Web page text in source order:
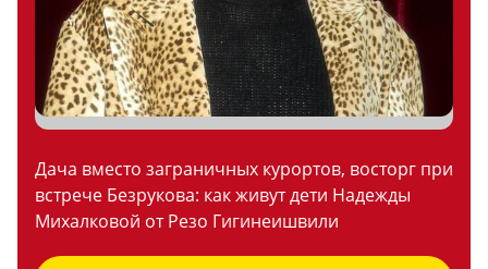
Дача вместо заграничных курортов, восторг при
встрече Безрукова: как живут дети Надежды
Михалковой от Резо Гигинеишвили